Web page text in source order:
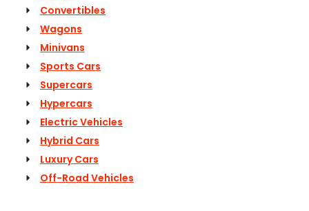
Convertibles
Wagons
Minivans
Sports Cars
Supercars
Hypercars
Electric Vehicles
Hybrid Cars
Luxury Cars
Off-Road Vehicles